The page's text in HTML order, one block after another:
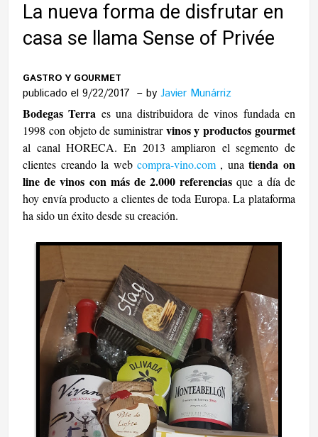
La nueva forma de disfrutar en
casa se llama Sense of Privée
GASTRO Y GOURMET
publicado el 9/22/2017 byJavier Munárriz
Bodegas Terra es una distribuidora de vinos fundada en
1998 con objeto de suministrarvinos y productos gourmet
al canal HORECA. En 2013 ampliaron el segmento de
clientes creando la web compra-vino.com , unatienda on
line de vinos con más de 2.000 referenciasque a día de
hoy envía producto a clientes de toda Europa. La plataforma
ha sido un éxito desde su creación.